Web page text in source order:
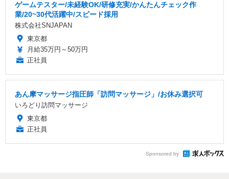
ゲームテスター/未経験OK/研修充実/かんたんチェック作
業/20~30代活躍中/スピード採用
株式会社SNJAPAN
東京都
月給35万円～50万円
正社員
あん摩マッサージ指圧師「訪問マッサージ」/お休み選択可
いろどり訪問マッサージ
東京都
正社員
Sponsored by